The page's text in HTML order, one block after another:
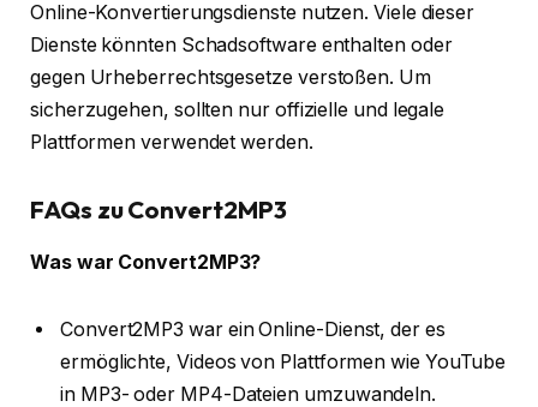
Online-Konvertierungsdienste nutzen. Viele dieser
Dienste könnten Schadsoftware enthalten oder
gegen Urheberrechtsgesetze verstoßen. Um
sicherzugehen, sollten nur offizielle und legale
Plattformen verwendet werden.
FAQs zu Convert2MP3
Was war Convert2MP3?
Convert2MP3 war ein Online-Dienst, der es
ermöglichte, Videos von Plattformen wie YouTube
in MP3- oder MP4-Dateien umzuwandeln.